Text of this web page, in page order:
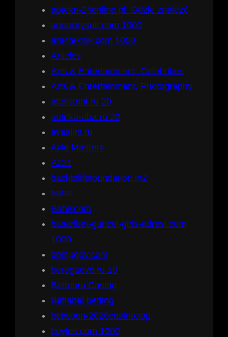
apteka-24online.pl: Gdzie znaleźć
aquacitysuit.com 1000
aracteknik.com 1000
Articles
Arts & Entertainment, Celebrities
Arts & Entertainment, Photography
attdistant.ru 20
auteka-aba.ru 20
aveslim.ru
Avia Masters
Az21
backtolifefoundation.in2
bahis
Bahiscom
basaribet-guncel-giris-adresi.com
1000
bbmpgov.com
beregaevo.ru 10
Betfouru Casino
Betlabel betting
betwoon-2026casino.top
beyloc.com 1000